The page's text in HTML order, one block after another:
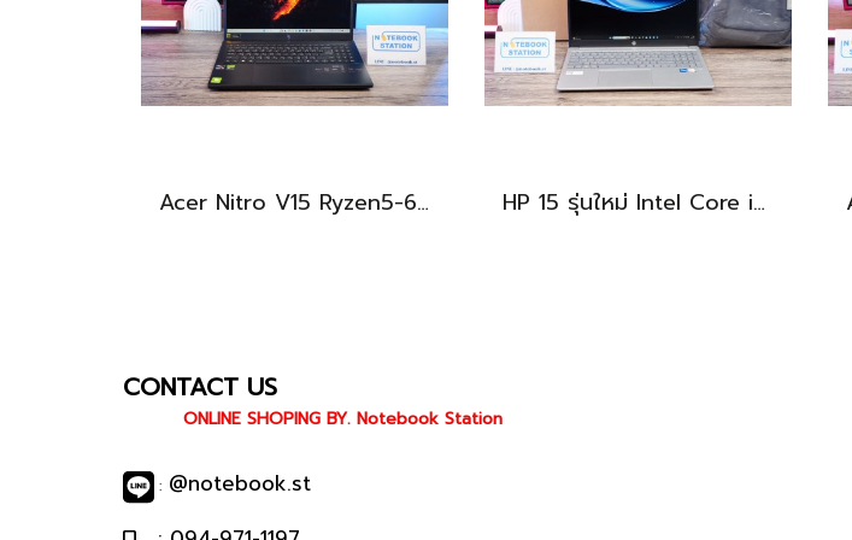
Acer Nitro V15 Ryzen5-6600H RTX2050(4GB) RAM16 512GB SSD จอ15.6นิ้ว FHD 165Hz sRGB100% เกมมิ่งรุ่นใหม่ ดีไซน์เครื่องบาง สวยเท่ดูทันสมัย มีประกันศูนย์2028 ราคาสุดคุ้มเพียง 17,990.- HP 15 รุ่นใหม่ Intel Core i5-1334U Ram16 512GB M.2 จอ15.6นิ้ว FHD IPS สเปคสูงทำงานเก่ง จอใหญ่มีแป้นตัวเลขแยก เครื่องสวยบางเบาพร้อมประกันศูนย์ยาว2027 ราคาสุดคุ้มเพียง 13,490.-
CONTACT US
ONLINE SHOPING BY. Notebook Station
: @notebook.st